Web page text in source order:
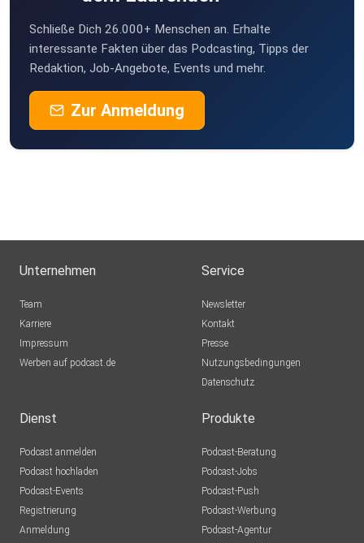
Schließe Dich 26.000+ Menschen an. Erhalte
interessante Fakten über das Podcasting, Tipps der
Redaktion, Job-Angebote, Events und mehr.
Zur Anmeldung
Unternehmen
Team
Karriere
Impressum
Werben auf podcast.de
Service
Newsletter
Kontakt
Presse
Nutzungsbedingungen
Datenschutz
Dienst
Podcast anmelden
Podcast hochladen
Podcast-Events
Registrierung
Anmeldung
Produkte
Podcast-Beratung
Podcast-Jobs
Podcast-Push
Podcast-Werbung
Podcast-Agentur